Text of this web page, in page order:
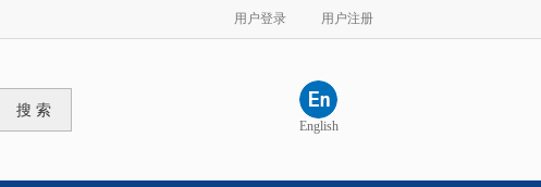
用户登录 用户注册
English